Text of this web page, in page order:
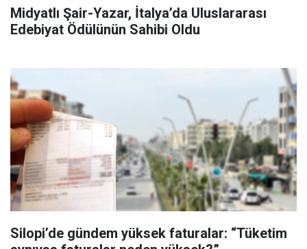
Midyatlı Şair-Yazar, İtalya’da Uluslararası
Edebiyat Ödülünün Sahibi Oldu
Silopi’de gündem yüksek faturalar: “Tüketim